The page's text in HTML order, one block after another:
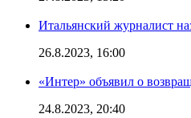
Итальянский журналист
26.8.2023, 16:00
«Интер» объявил о
24.8.2023, 20:40